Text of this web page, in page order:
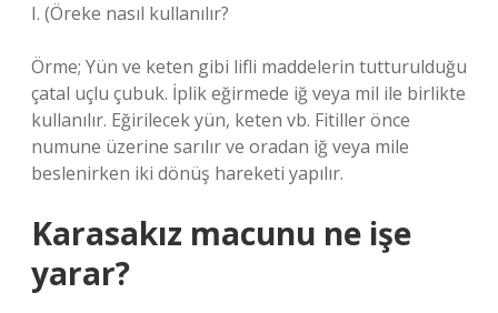
I. (Öreke nasıl kullanılır?
Örme; Yün ve keten gibi lifli maddelerin tutturulduğu
çatal uçlu çubuk. İplik eğirmede iğ veya mil ile birlikte
kullanılır. Eğirilecek yün, keten vb. Fitiller önce
numune üzerine sarılır ve oradan iğ veya mile
beslenirken iki dönüş hareketi yapılır.
Karasakız macunu ne işe
yarar?